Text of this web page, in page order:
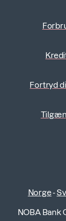
Fortryd
Norge-
NOBA Bank